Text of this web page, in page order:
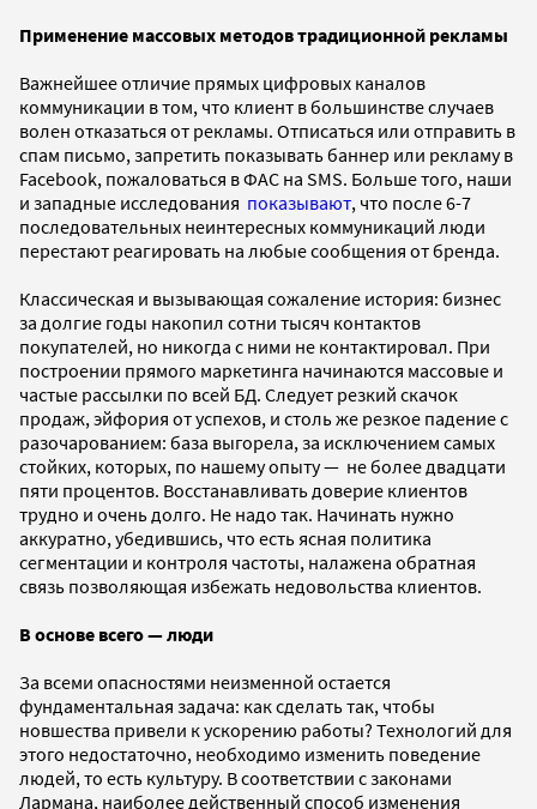
Применение массовых методов традиционной рекламы
Важнейшее отличие прямых цифровых каналов
коммуникации в том, что клиент в большинстве случаев
волен отказаться от рекламы. Отписаться или отправить в
спам письмо, запретить показывать баннер или рекламу в
Facebook, пожаловаться в ФАС на SMS. Больше того, наши
и западные исследования показывают, что после 6-7
последовательных неинтересных коммуникаций люди
перестают реагировать на любые сообщения от бренда.
Классическая и вызывающая сожаление история: бизнес
за долгие годы накопил сотни тысяч контактов
покупателей, но никогда с ними не контактировал. При
построении прямого маркетинга начинаются массовые и
частые рассылки по всей БД. Следует резкий скачок
продаж, эйфория от успехов, и столь же резкое падение с
разочарованием: база выгорела, за исключением самых
стойких, которых, по нашему опыту — не более двадцати
пяти процентов. Восстанавливать доверие клиентов
трудно и очень долго. Не надо так. Начинать нужно
аккуратно, убедившись, что есть ясная политика
сегментации и контроля частоты, налажена обратная
связь позволяющая избежать недовольства клиентов.
В основе всего — люди
За всеми опасностями неизменной остается
фундаментальная задача: как сделать так, чтобы
новшества привели к ускорению работы? Технологий для
этого недостаточно, необходимо изменить поведение
людей, то есть культуру. В соответствии с законами
Лармана, наиболее действенный способ изменения